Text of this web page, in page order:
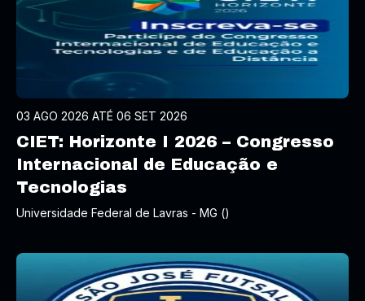
03 AGO 2026 ATÉ 06 SET 2026
CIET: Horizonte I 2026 – Congresso
Internacional de Educação e
Tecnologias
Universidade Federal de Lavras - MG ()